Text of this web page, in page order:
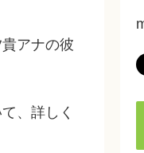
アナの彼
、詳しく